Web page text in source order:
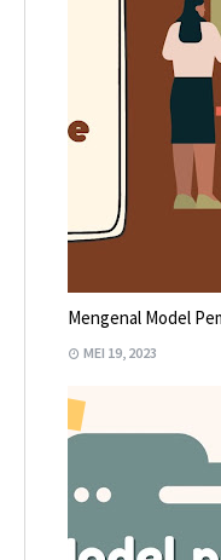
Mengenal Model
MEI 19, 2023